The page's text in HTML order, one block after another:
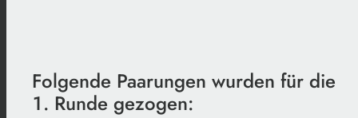
Folgende Paarungen wurden für die
1. Runde gezogen: